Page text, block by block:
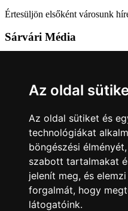
Az oldal
Az oldal sütiket és
technológiákat
böngészési
szabott tartalmakat
jelenít meg, és
forgalmát, hogy
látogatóink.
Értesüljön elsőként városunk
Sárvári Média
Kövess minket!
Sárvár lendületben Sárvár
Nyilatkozatok
Impresszum Felhasználási
Akadálymentesítési nyilatkozat